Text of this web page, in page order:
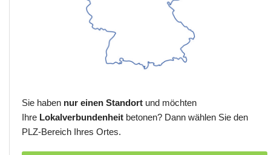
Sie haben nur einen Standort und möchten
Ihre Lokalverbundenheit betonen? Dann wählen Sie den
PLZ-Bereich Ihres Ortes.